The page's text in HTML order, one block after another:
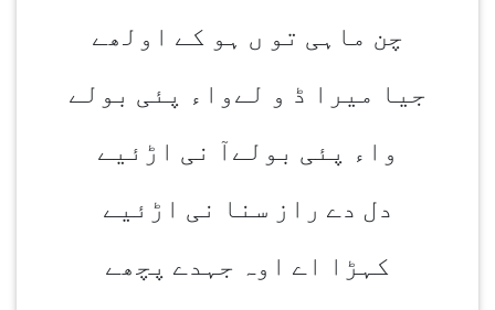
چن ماہی تو ں ہو کے او لھے
جیا میرا ڈ و لےواء پئی بولے
واء پئی بولےآ نی اڑئیے
دل دے راز سنا نی اڑئیے
کہڑا اے اوہ جہدے پچھے